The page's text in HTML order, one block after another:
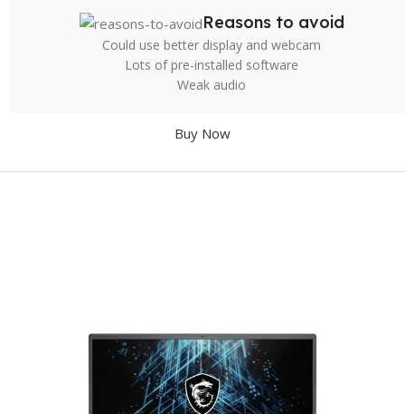
Reasons to avoid
Could use better display and webcam
Lots of pre-installed software
Weak audio
Buy Now